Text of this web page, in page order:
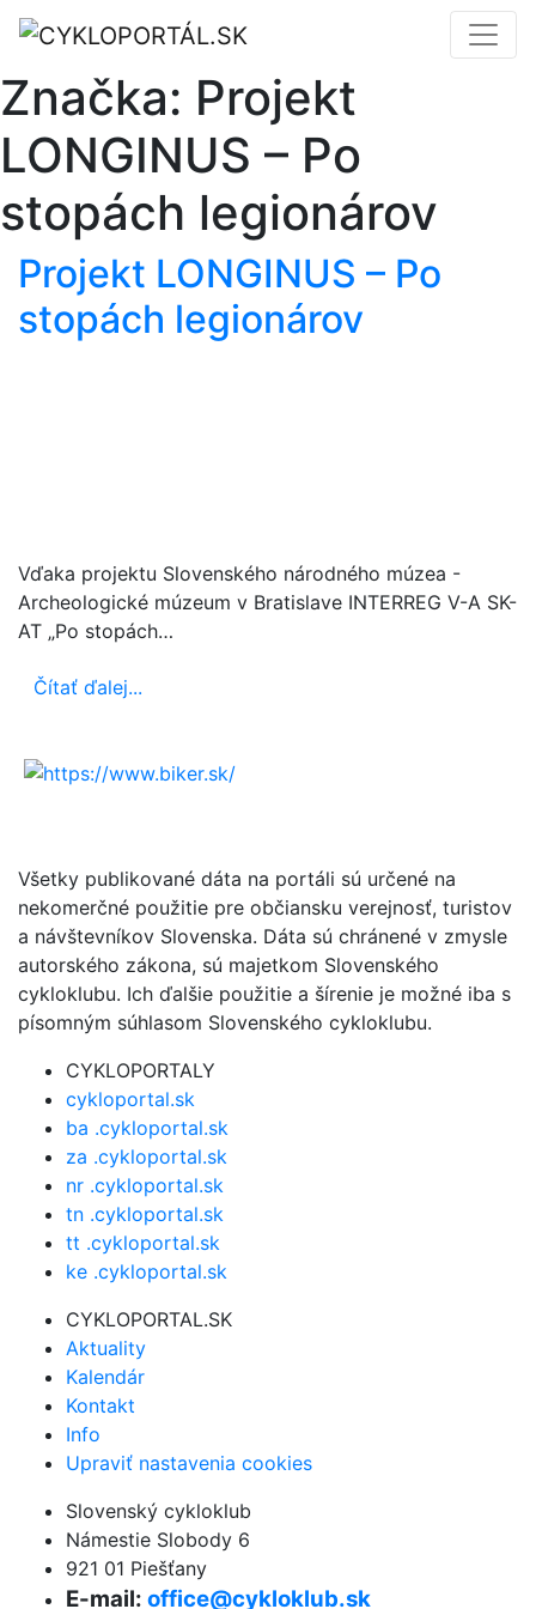
Značka: Projekt
LONGINUS – Po
stopách legionárov
Projekt LONGINUS – Po
stopách legionárov
Vďaka projektu Slovenského národného múzea -
Archeologické múzeum v Bratislave INTERREG V-A SK-
AT „Po stopách…
Čítať ďalej...
Všetky publikované dáta na portáli sú určené na
nekomerčné použitie pre občiansku verejnosť, turistov
a návštevníkov Slovenska. Dáta sú chránené v zmysle
autorského zákona, sú majetkom Slovenského
cykloklubu. Ich ďalšie použitie a šírenie je možné iba s
písomným súhlasom Slovenského cykloklubu.
CYKLOPORTALY
cykloportal.sk
ba .cykloportal.sk
za .cykloportal.sk
nr .cykloportal.sk
tn .cykloportal.sk
tt .cykloportal.sk
ke .cykloportal.sk
CYKLOPORTAL.SK
Aktuality
Kalendár
Kontakt
Info
Upraviť nastavenia cookies
Slovenský cykloklub
Námestie Slobody 6
921 01 Piešťany
E-mail: office@cykloklub.sk